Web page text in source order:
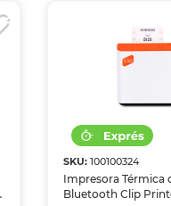
SKU: 100100324
Impresora Térmica
Bluetooth Clip